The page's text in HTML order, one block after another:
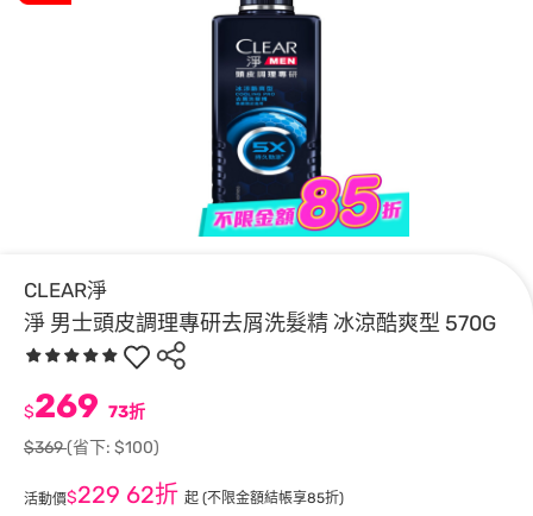
CLEAR淨
淨 男士頭皮調理專研去屑洗髮精 冰涼酷爽型 570G
$269 73折
$369(省下: $100)
活動價$229 62折 起 (不限金額結帳享85折)